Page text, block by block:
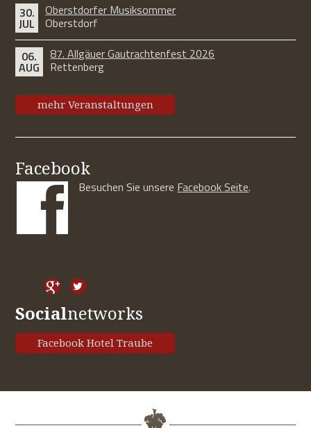
30.
JUL
Oberstdorfer Musiksommer
Oberstdorf
06.
AUG
87. Allgäuer Gautrachtenfest 2026
Rettenberg
mehr Veranstaltungen
Facebook
Besuchen Sie unsere Facebook Seite.
Socialnetworks
Facebook Hotel Traube